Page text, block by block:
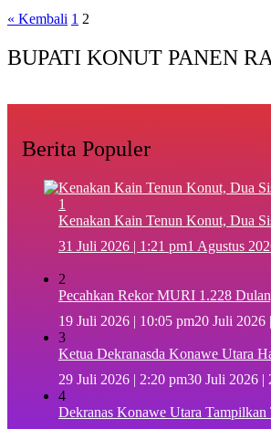
« Kembali 1 2
BUPATI KONUT PANEN
Berita Populer
1
‎Kenakan Kain Tenun Konut, Dua
31 Juli 2026 | 1:21 pm1 Agustus
2
Pecahkan Rekor MURI 1.228
19 Juli 2026 | 10:05 pm20 Juli 2026
3
Ketua Dekranasda Konawe Utara
29 Juli 2026 | 2:20 pm30 Juli 2026 |
4
Dekranas Konawe Utara